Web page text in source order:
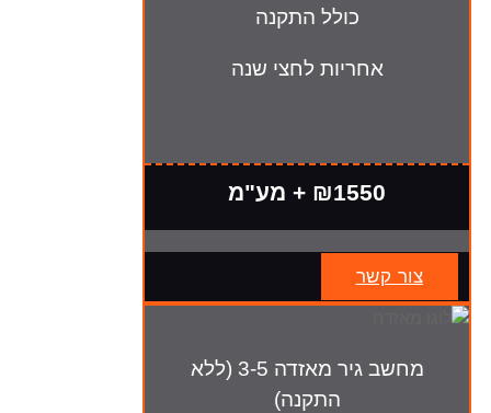
כולל התקנה
אחריות לחצי שנה
₪1550 + מע"מ
צור קשר
מחשב גיר מאזדה 3-5 (ללא
התקנה)